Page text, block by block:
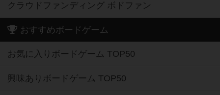
クラウドファンディング ボドファン
おすすめボードゲーム
お気に入りボードゲーム TOP50
興味ありボードゲーム TOP50